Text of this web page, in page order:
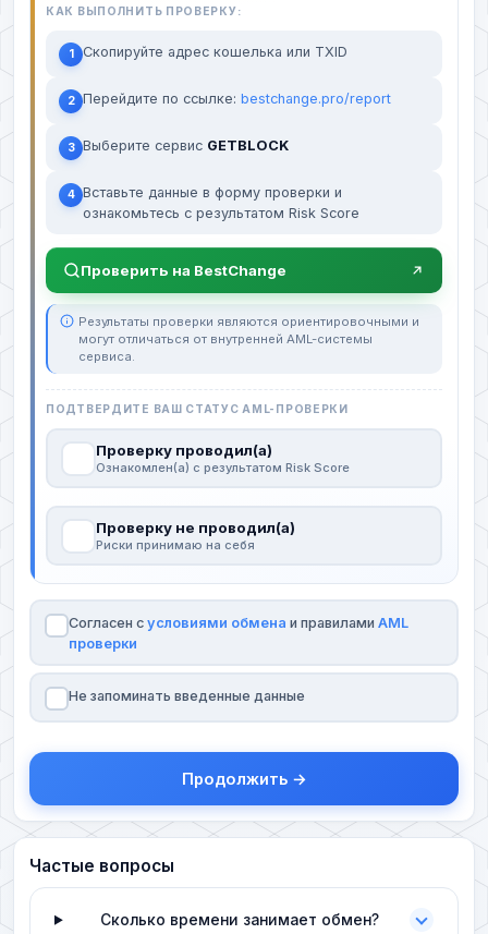
КАК ВЫПОЛНИТЬ ПРОВЕРКУ:
1 Скопируйте адрес кошелька или TXID
2 Перейдите по ссылке: bestchange.pro/report
3 Выберите сервис GETBLOCK
4 Вставьте данные в форму проверки и
ознакомьтесь с результатом Risk Score
Проверить на BestChange
Результаты проверки являются ориентировочными и
могут отличаться от внутренней AML-системы
сервиса.
ПОДТВЕРДИТЕ ВАШ СТАТУС AML-ПРОВЕРКИ
Проверку проводил(а)
Ознакомлен(а) с результатом Risk Score
Проверку не проводил(а)
Риски принимаю на себя
Согласен с условиями обмена и правилами AML
проверки
Не запоминать введенные данные
Продолжить →
Частые вопросы
Сколько времени занимает обмен?